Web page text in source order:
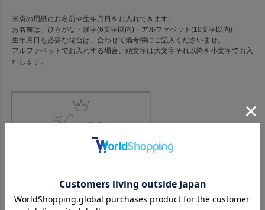
米袋の用紙にお名前や生年月日をお入れできます。
お名前は、ひらがな・漢字(6文字以内)・アルファベット(10文字以内)、
生年月日も必要な場合は、合わせて備考欄にご記入くださいませ。
アルファベットでお入れする場合、頭文字は大文字それ以降を小文字でお入
れします。